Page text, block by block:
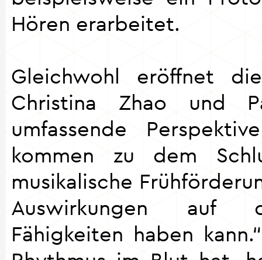
Hören erarbeitet.
Gleichwohl eröffnet
Christina Zhao und
umfassende
kommen zu dem
musikalische
Auswirkungen auf
Fähigkeiten haben